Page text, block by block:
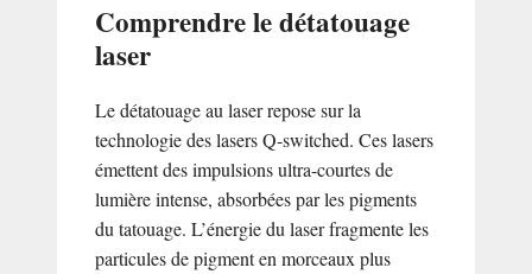
Comprendre le détatouage
laser
Le détatouage au laser repose sur la
technologie des lasers Q-switched. Ces lasers
émettent des impulsions ultra-courtes de
lumière intense, absorbées par les pigments
du tatouage. L’énergie du laser fragmente les
particules de pigment en morceaux plus